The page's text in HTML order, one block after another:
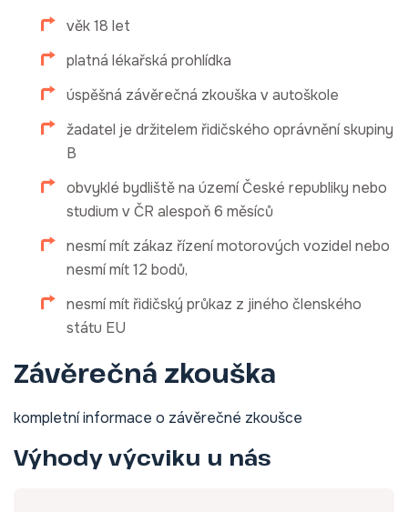
věk 18 let
platná lékařská prohlídka
úspěšná závěrečná zkouška v autoškole
žadatel je držitelem řidičského oprávnění skupiny
B
obvyklé bydliště na území České republiky nebo
studium v ČR alespoň 6 měsíců
nesmí mít zákaz řízení motorových vozidel nebo
nesmí mít 12 bodů,
nesmí mít řidičský průkaz z jiného členského
státu EU
Závěrečná zkouška
kompletní informace o závěrečné zkoušce
Výhody výcviku u nás